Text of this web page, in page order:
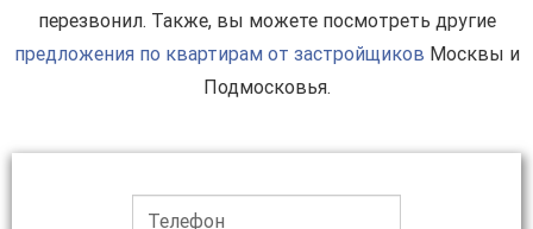
перезвонил. Также, вы можете посмотреть другие
предложения по квартирам от застройщиков Москвы и
Подмосковья.